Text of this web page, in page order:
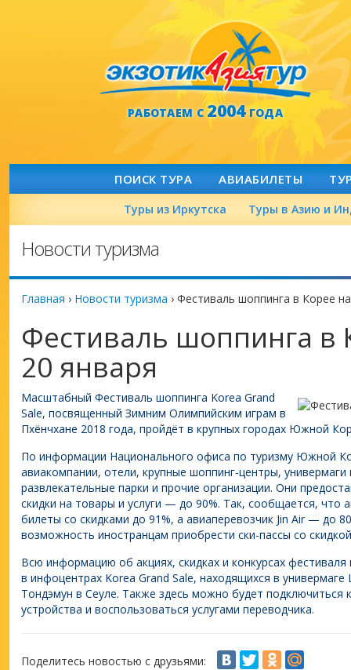
РАБОТАЕМ С2004ГОДА
ПОИСК ТУРА АВИАБИЛЕТЫ
Туры из Иркутска Туры в Азию и
Новости туризма
Главная › Новости туризма › Фестиваль шоппинга в Корее
Фестиваль шоппинга в
20 января
Масштабный Фестиваль шоппинга Korea Grand
Sale, посвященный Зимним Олимпийским играм в
Пхёнчхане 2018 года, пройдёт в крупных городах Южной
По информации Национального офиса по туризму Южной
авиакомпании, отели, крупные шоппинг-центры,
развлекательные парки и прочие организации. Они
скидки на товары и услуги — до 90%. Так, сообщается, что
билеты со скидками до 91%, а авиаперевозчик Jin Air — до
возможность иностранцам приобрести ски-пассы со
Всю информацию об акциях, скидках и конкурсах
в инфоцентрах Korea Grand Sale, находящихся в
Тондэмун в Cеуле. Также здесь можно будет подключиться
устройства и воспользоваться услугами переводчика.
Поделитесь новостью с друзьями: